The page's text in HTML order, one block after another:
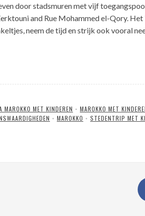
door stadsmuren met vijf
and Rue Mohammed el-Qory.
neem de tijd en strijk ook vooral
MAROKKO MET KINDEREN • MAROKKO MET
• MAROKKO • STEDENTRIP MET